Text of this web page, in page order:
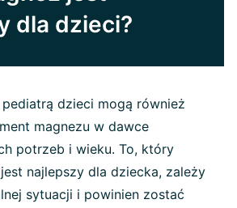
dla dzieci?
dzieci mogą również
magnezu w dawce
potrzeb i wieku. To, który
najlepszy dla dziecka, zależy
sytuacji i powinien zostać